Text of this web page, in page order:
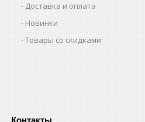
Доставка и оплата
Новинки
Товары со скидками